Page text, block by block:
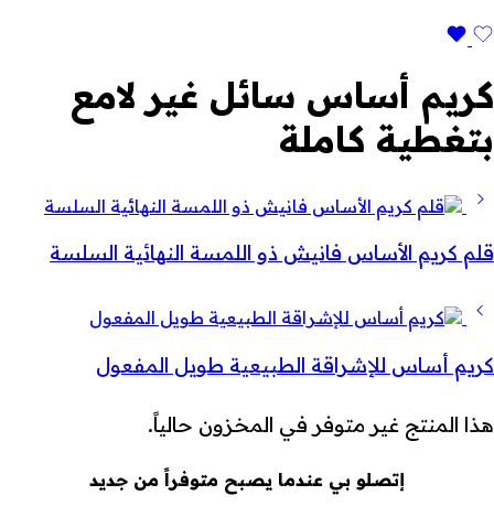
كريم أساس سائل غير لامع
بتغطية كاملة
قلم كريم الأساس فانيش ذو اللمسة النهائية السلسة
كريم أساس للإشراقة الطبيعية طويل المفعول
هذا المنتج غير متوفر في المخزون حالياً.
إتصلو بي عندما يصبح متوفراً من جديد